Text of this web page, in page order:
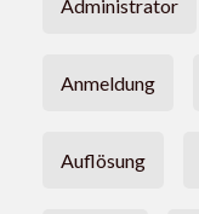
Administrator
Anmeldung
Auflösung